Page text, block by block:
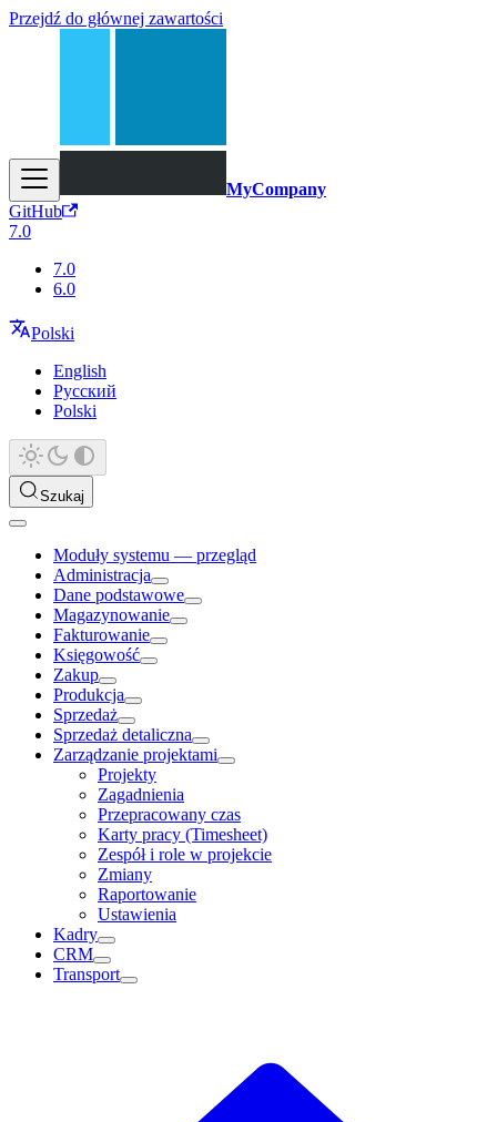
Przejdź do głównej zawartości
MyCompany
GitHub
7.0
7.0
6.0
Polski
English
Русский
Polski
Szukaj
Moduły systemu — przegląd
Administracja
Dane podstawowe
Magazynowanie
Fakturowanie
Księgowość
Zakup
Produkcja
Sprzedaż
Sprzedaż detaliczna
Zarządzanie projektami
Projekty
Zagadnienia
Przepracowany czas
Karty pracy (Timesheet)
Zespół i role w projekcie
Zmiany
Raportowanie
Ustawienia
Kadry
CRM
Transport